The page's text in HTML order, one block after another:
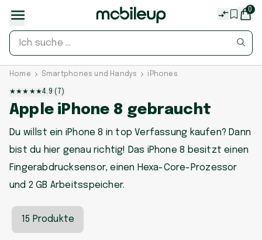
0
Home Smartphones und Handys iPhones
★★★ ★★4.9 ( 7 )
Apple iPhone 8 gebraucht
Du willst ein iPhone 8 in top Verfassung kaufen? Dann
bist du hier genau richtig! Das iPhone 8 besitzt einen
Fingerabdrucksensor, einen Hexa-Core-Prozessor
und 2 GB Arbeitsspeicher.
15 Produkte